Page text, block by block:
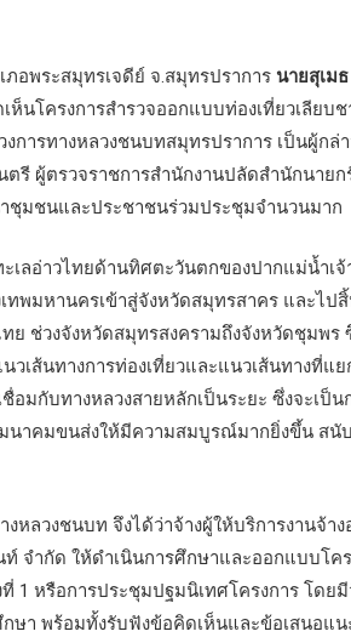
ภอพระสมุทรเจดีย์ จ.สมุทรปราการ นายสุเม
นโครงการสำรวจออกแบบท่องเที่ยวเลียบช
การทางหลวงชนบทสมุทรปราการ เป็นผู้กล่
ตรี ผู้ตรวจราชการสำนักงานปลัดสำนักนาย
ชุมชนและประชาชนร่วมประชุมจำนวนมาก
ลอ่าวไทยด้านทิศตะวันตกของปากแม่น้ำเจ้
ทพมหานครเข้าสู่จังหวัดสมุทรสาคร และไป
ย ช่วงจังหวัดสมุทรสงครามถึงจังหวัดชุมพร
ส้นทางการท่องเที่ยวและแนวเส้นทางที่แ
อมกับทางหลวงสายหลักเป็นระยะ ซึ่งจะเป็
นาคมขนส่งให้มีความสมบูรณ์มากยิ่งขึ้น สนั
หลวงชนบท จึงได้ว่าจ้างผู้ให้บริการงานจ้า
จำกัด ให้ดำเนินการศึกษาและออกแบบโค
1 หรือการประชุมปฐมนิเทศโครงการ โดยมี
า พร้อมทั้งรับฟังข้อคิดเห็นและข้อเสนอแน